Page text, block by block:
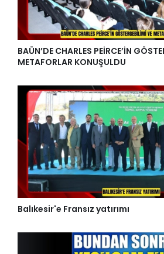
BAÜN’DE CHARLES PEİRCE’İN
METAFORLAR KONUŞULDU
Balıkesir'e Fransız yatırımı